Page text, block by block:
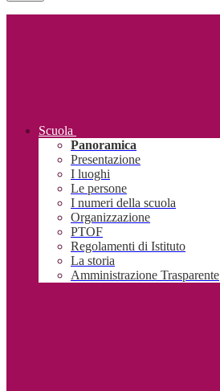
Scuola
Panoramica
Presentazione
I luoghi
Le persone
I numeri della scuola
Organizzazione
PTOF
Regolamenti di Istituto
La storia
Amministrazione Trasparente